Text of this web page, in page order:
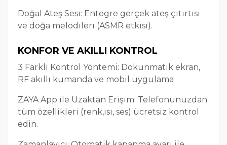
Doğal Ateş Sesi: Entegre gerçek ateş çıtırtısı
ve doğa melodileri (ASMR etkisi).
KONFOR VE AKILLI KONTROL
3 Farklı Kontrol Yöntemi: Dokunmatik ekran,
RF akıllı kumanda ve mobil uygulama
ZAYA App ile Uzaktan Erişim: Telefonunuzdan
tüm özellikleri (renk,ısı, ses) ücretsiz kontrol
edin.